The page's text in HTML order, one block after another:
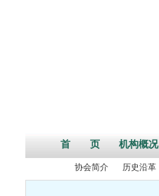
首 页 机构概况
协会简介 历史沿革